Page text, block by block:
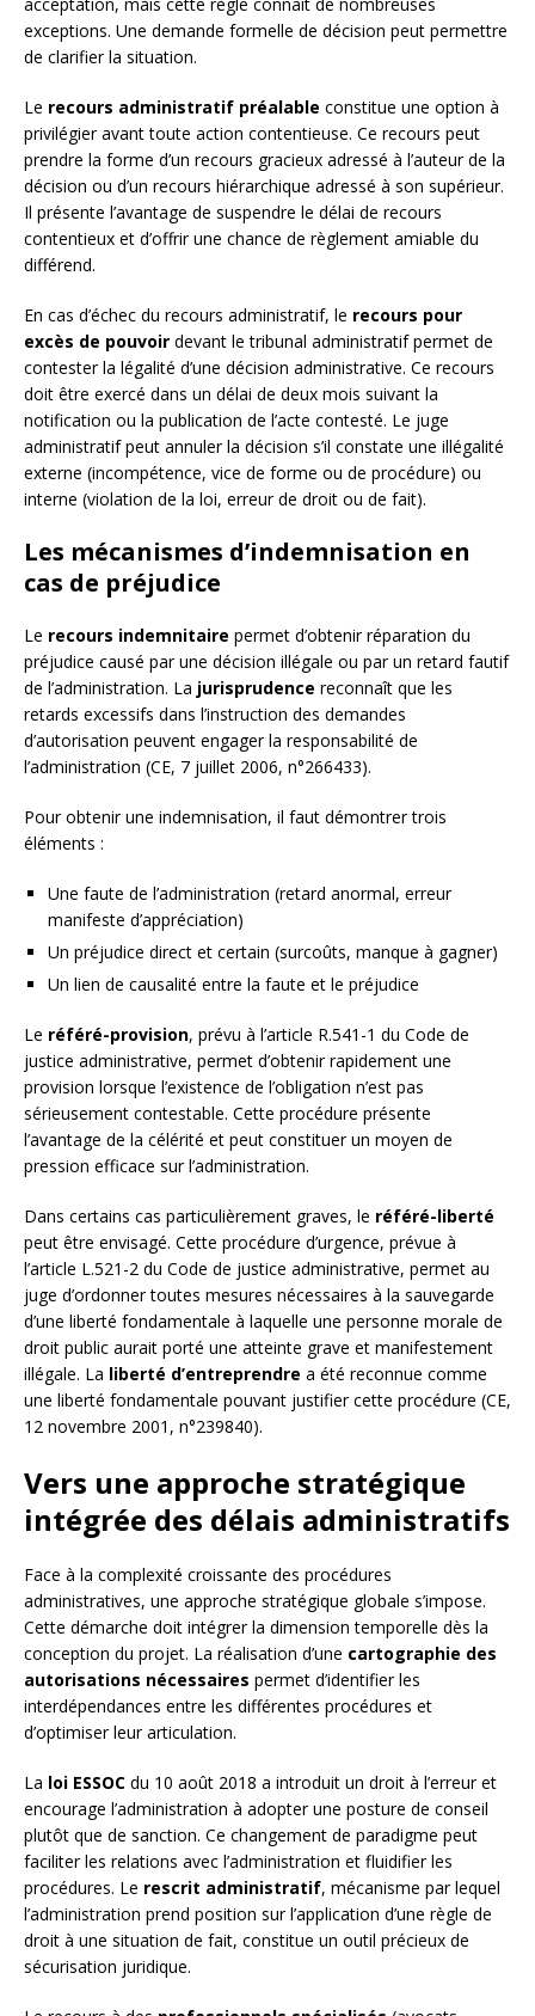
exceptions. Une demande formelle de décision peut permettre
de clarifier la situation.
Le recours administratif préalable constitue une option à
privilégier avant toute action contentieuse. Ce recours peut
prendre la forme d’un recours gracieux adressé à l’auteur de la
décision ou d’un recours hiérarchique adressé à son supérieur.
Il présente l’avantage de suspendre le délai de recours
contentieux et d’offrir une chance de règlement amiable du
différend.
En cas d’échec du recours administratif, le recours pour
excès de pouvoir devant le tribunal administratif permet de
contester la légalité d’une décision administrative. Ce recours
doit être exercé dans un délai de deux mois suivant la
notification ou la publication de l’acte contesté. Le juge
administratif peut annuler la décision s’il constate une illégalité
externe (incompétence, vice de forme ou de procédure) ou
interne (violation de la loi, erreur de droit ou de fait).
Les mécanismes d’indemnisation en
cas de préjudice
Le recours indemnitaire permet d’obtenir réparation du
préjudice causé par une décision illégale ou par un retard fautif
de l’administration. La jurisprudence reconnaît que les
retards excessifs dans l’instruction des demandes
d’autorisation peuvent engager la responsabilité de
l’administration (CE, 7 juillet 2006, n°266433).
Pour obtenir une indemnisation, il faut démontrer trois
éléments :
Une faute de l’administration (retard anormal, erreur
manifeste d’appréciation)
Un préjudice direct et certain (surcoûts, manque à gagner)
Un lien de causalité entre la faute et le préjudice
Le référé-provision, prévu à l’article R.541-1 du Code de
justice administrative, permet d’obtenir rapidement une
provision lorsque l’existence de l’obligation n’est pas
sérieusement contestable. Cette procédure présente
l’avantage de la célérité et peut constituer un moyen de
pression efficace sur l’administration.
Dans certains cas particulièrement graves, le référé-liberté
peut être envisagé. Cette procédure d’urgence, prévue à
l’article L.521-2 du Code de justice administrative, permet au
juge d’ordonner toutes mesures nécessaires à la sauvegarde
d’une liberté fondamentale à laquelle une personne morale de
droit public aurait porté une atteinte grave et manifestement
illégale. La liberté d’entreprendre a été reconnue comme
une liberté fondamentale pouvant justifier cette procédure (CE,
12 novembre 2001, n°239840).
Vers une approche stratégique
intégrée des délais administratifs
Face à la complexité croissante des procédures
administratives, une approche stratégique globale s’impose.
Cette démarche doit intégrer la dimension temporelle dès la
conception du projet. La réalisation d’une cartographie des
autorisations nécessaires permet d’identifier les
interdépendances entre les différentes procédures et
d’optimiser leur articulation.
La loi ESSOC du 10 août 2018 a introduit un droit à l’erreur et
encourage l’administration à adopter une posture de conseil
plutôt que de sanction. Ce changement de paradigme peut
faciliter les relations avec l’administration et fluidifier les
procédures. Le rescrit administratif, mécanisme par lequel
l’administration prend position sur l’application d’une règle de
droit à une situation de fait, constitue un outil précieux de
sécurisation juridique.